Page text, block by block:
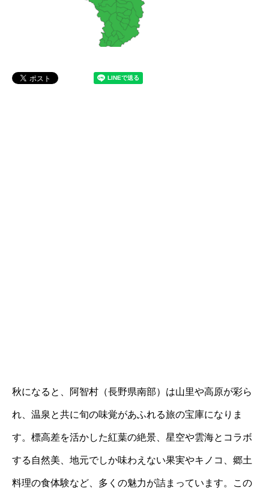
秋になると、阿智村（長野県南部）は山里や高原が彩ら
れ、温泉と共に旬の味覚があふれる旅の宝庫になりま
す。標高差を活かした紅葉の絶景、星空や雲海とコラボ
する自然美、地元でしか味わえない果実やキノコ、郷土
料理の食体験など、多くの魅力が詰まっています。この